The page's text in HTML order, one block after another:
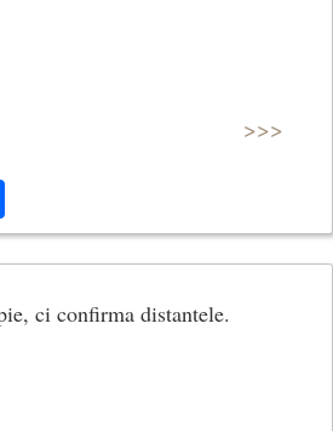
>>>
ci confirma distantele.